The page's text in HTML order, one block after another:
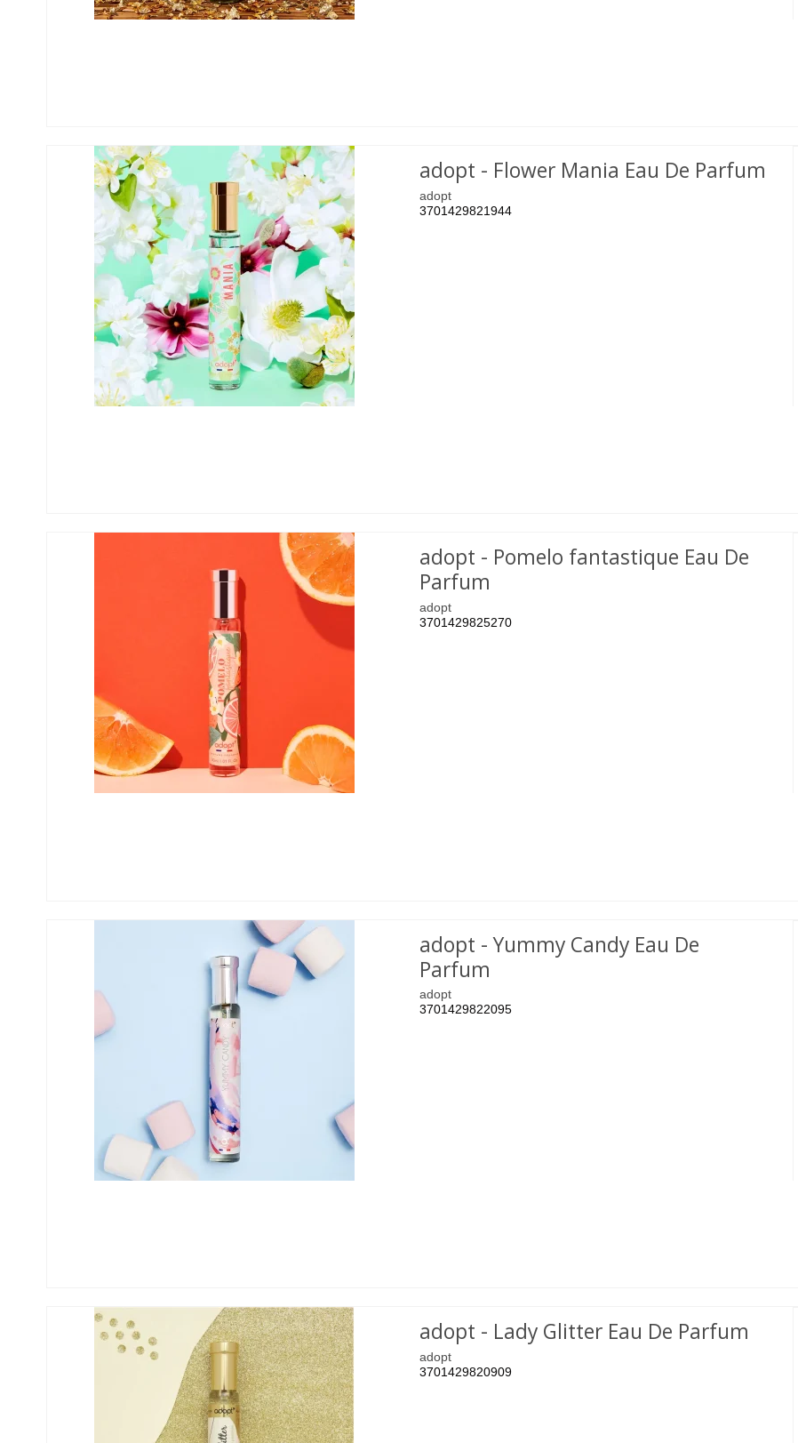
adopt - Flower Mania Eau De Parfum
adopt
3701429821944
adopt - Pomelo fantastique Eau De
Parfum
adopt
3701429825270
adopt - Yummy Candy Eau De
Parfum
adopt
3701429822095
adopt - Lady Glitter Eau De Parfum
adopt
3701429820909